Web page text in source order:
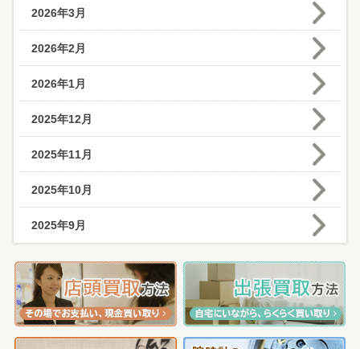
2026年3月
2026年2月
2026年1月
2025年12月
2025年11月
2025年10月
2025年9月